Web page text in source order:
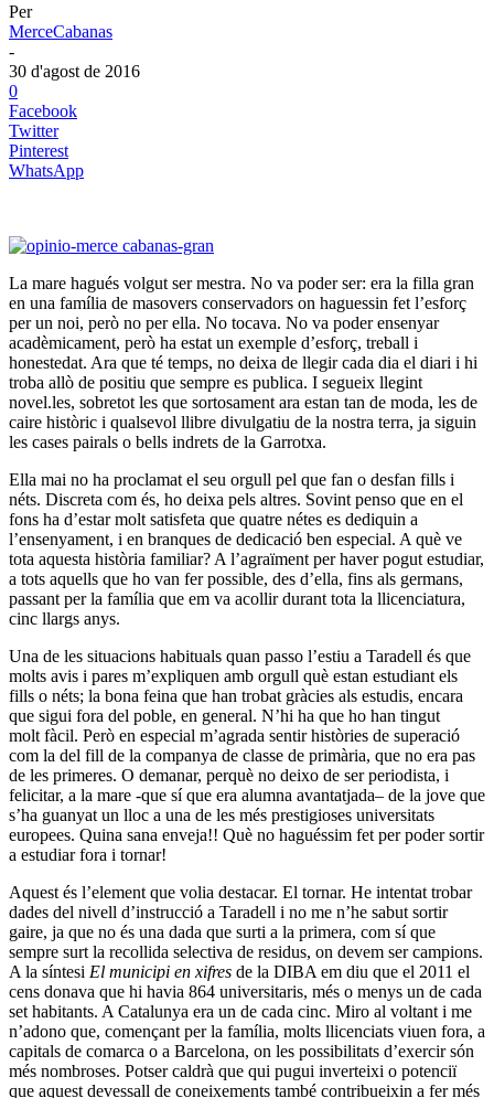
Per
MerceCabanas
-
30 d'agost de 2016
0
Facebook
Twitter
Pinterest
WhatsApp
La mare hagués volgut ser mestra. No va poder ser: era la filla gran
en una família de masovers conservadors on haguessin fet l’esforç
per un noi, però no per ella. No tocava. No va poder ensenyar
acadèmicament, però ha estat un exemple d’esforç, treball i
honestedat. Ara que té temps, no deixa de llegir cada dia el diari i hi
troba allò de positiu que sempre es publica. I segueix llegint
novel.les, sobretot les que sortosament ara estan tan de moda, les de
caire històric i qualsevol llibre divulgatiu de la nostra terra, ja siguin
les cases pairals o bells indrets de la Garrotxa.
Ella mai no ha proclamat el seu orgull pel que fan o desfan fills i
néts. Discreta com és, ho deixa pels altres. Sovint penso que en el
fons ha d’estar molt satisfeta que quatre nétes es dediquin a
l’ensenyament, i en branques de dedicació ben especial. A què ve
tota aquesta història familiar? A l’agraïment per haver pogut estudiar,
a tots aquells que ho van fer possible, des d’ella, fins als germans,
passant per la família que em va acollir durant tota la llicenciatura,
cinc llargs anys.
Una de les situacions habituals quan passo l’estiu a Taradell és que
molts avis i pares m’expliquen amb orgull què estan estudiant els
fills o néts; la bona feina que han trobat gràcies als estudis, encara
que sigui fora del poble, en general. N’hi ha que ho han tingut
molt fàcil. Però en especial m’agrada sentir històries de superació
com la del fill de la companya de classe de primària, que no era pas
de les primeres. O demanar, perquè no deixo de ser periodista, i
felicitar, a la mare -que sí que era alumna avantatjada– de la jove que
s’ha guanyat un lloc a una de les més prestigioses universitats
europees. Quina sana enveja!! Què no haguéssim fet per poder sortir
a estudiar fora i tornar!
Aquest és l’element que volia destacar. El tornar. He intentat trobar
dades del nivell d’instrucció a Taradell i no me n’he sabut sortir
gaire, ja que no és una dada que surti a la primera, com sí que
sempre surt la recollida selectiva de residus, on devem ser campions.
A la síntesi El municipi en xifres de la DIBA em diu que el 2011 el
cens donava que hi havia 864 universitaris, més o menys un de cada
set habitants. A Catalunya era un de cada cinc. Miro al voltant i me
n’adono que, començant per la família, molts llicenciats viuen fora, a
capitals de comarca o a Barcelona, on les possibilitats d’exercir són
més nombroses. Potser caldrà que qui pugui inverteixi o potenciï
que aquest devessall de coneixements també contribueixin a fer més